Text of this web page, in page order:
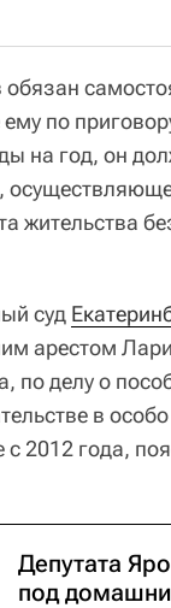
по
на год, он
жительства
суд
арестом
по делу о
в
2012 года,
Депутата
под